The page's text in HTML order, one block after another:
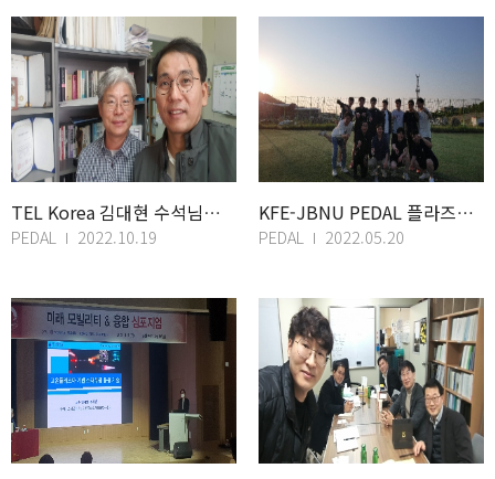
TEL Korea 김대현 수석님의 연구실 방문을 환영합니다.
PEDAL 2022.10.19
KFE-JBNU PEDAL 플라즈마 워크샵
PEDAL 2022.05.20